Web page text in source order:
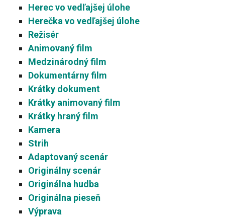
Herec vo vedľajšej úlohe
Herečka vo vedľajšej úlohe
Režisér
Animovaný film
Medzinárodný film
Dokumentárny film
Krátky dokument
Krátky animovaný film
Krátky hraný film
Kamera
Strih
Adaptovaný scenár
Originálny scenár
Originálna hudba
Originálna pieseň
Výprava